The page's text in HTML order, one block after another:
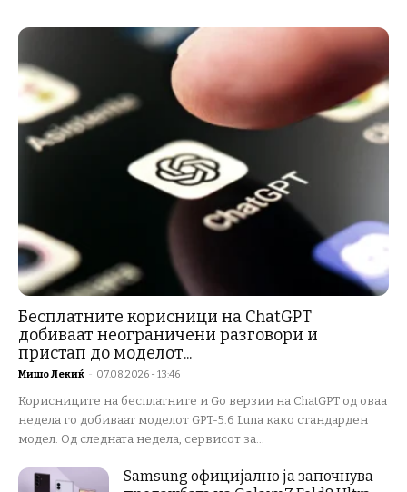
Бесплатните корисници на ChatGPT
добиваат неограничени разговори и
пристап до моделот...
Мишо Лекиќ - 07.08.2026 - 13:46
Корисниците на бесплатните и Go верзии на ChatGPT од оваа
недела го добиваат моделот GPT-5.6 Luna како стандарден
модел. Од следната недела, сервисот за...
Samsung официјално ја започнува